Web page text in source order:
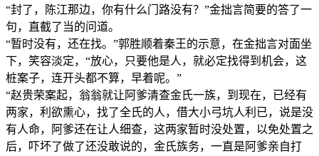
“封了，陈江那边，你有什么门路没有？”金拙言简要的答了一
句，直截了当的问道。
“暂时没有，还在找。”郭胜顺着秦王的示意，在金拙言对面坐
下，笑容淡定，“放心，只要他是人，就必定找得到机会，这
桩案子，连开头都不算，早着呢。”
“赵贵荣案起，翁翁就让阿爹清查金氏一族，到现在，已经有
两家，利欲熏心，找了全氏的人，借大小弓坑人利已，说是没
有人命，阿爹还在让人细查，这两家暂时没处置，以免处置之
后，吓坏了做了还没敢说的，金氏族务，一直是阿爹亲自打